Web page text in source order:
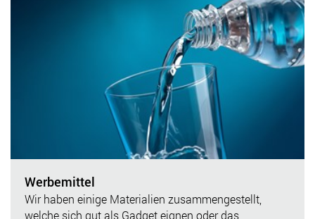
Werbemittel
Wir haben einige Materialien zusammengestellt,
welche sich gut als Gadget eignen oder das